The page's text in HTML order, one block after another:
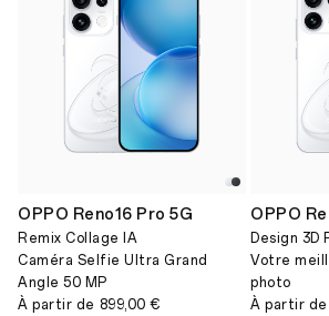
OPPO Reno16 Pro 5G
Remix Collage IA
Caméra Selfie Ultra Grand
Angle 50 MP
À partir de 899,00 €
OPPO
Design 3D
Votre
photo
À partir de